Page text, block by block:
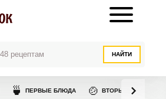
НАЙТИ
🍵 ПЕРВЫЕ БЛЮДА 🍲 ВТОРЫЕ БЛЮДА